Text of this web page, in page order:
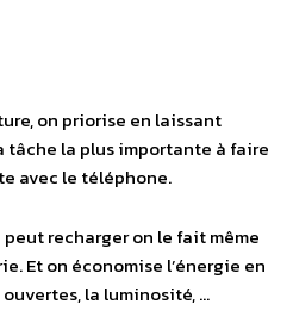
on priorise en laissant
tâche la plus importante à faire
avec le téléphone.
recharger on le fait même
Et on économise l’énergie en
la luminosité, …